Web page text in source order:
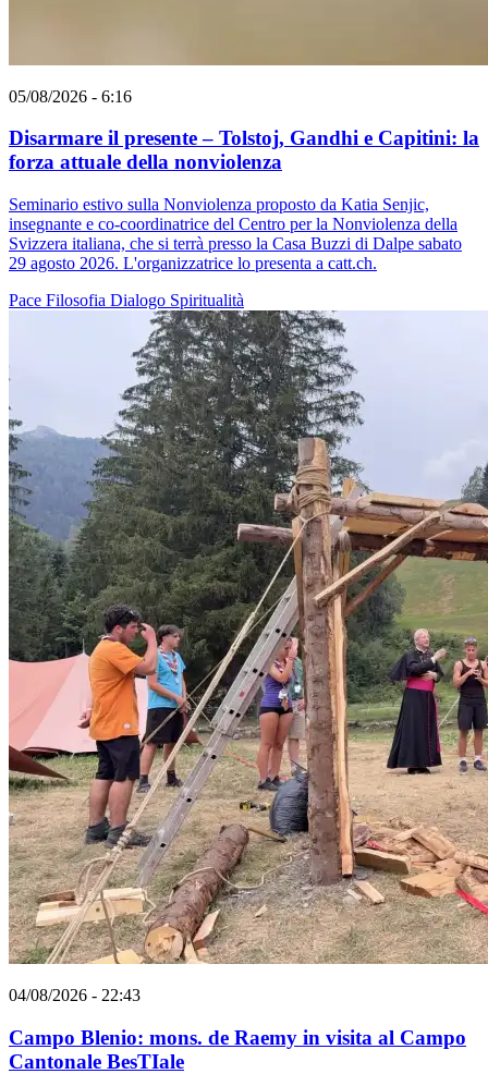
05/08/2026 - 6:16
Disarmare il presente – Tolstoj, Gandhi e Capitini: la
forza attuale della nonviolenza
Seminario estivo sulla Nonviolenza proposto da Katia Senjic,
insegnante e co-coordinatrice del Centro per la Nonviolenza della
Svizzera italiana, che si terrà presso la Casa Buzzi di Dalpe sabato
29 agosto 2026. L'organizzatrice lo presenta a catt.ch.
Pace Filosofia Dialogo Spiritualità
04/08/2026 - 22:43
Campo Blenio: mons. de Raemy in visita al Campo
Cantonale BesTIale